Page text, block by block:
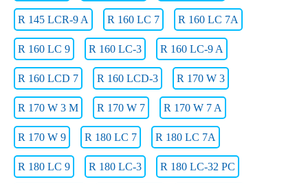
R 145 LCR-9 A R 160 LC 7 R 160 LC 7A
R 160 LC 9 R 160 LC-3 R 160 LC-9 A
R 160 LCD 7 R 160 LCD-3 R 170 W 3
R 170 W 3 M R 170 W 7 R 170 W 7 A
R 170 W 9 R 180 LC 7 R 180 LC 7A
R 180 LC 9 R 180 LC-3 R 180 LC-32 PC